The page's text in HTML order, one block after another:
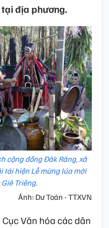
địa phương.
cộng đồng Đăk Răng, xã
tái hiện Lễ mừng lúa mới
Triêng.
Ảnh: Dư Toán - TTXVN
Văn hóa các dân